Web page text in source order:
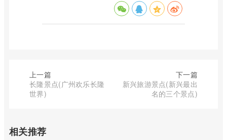
上一篇
长隆景点(广州欢乐长隆
世界)
下一篇
新兴旅游景点(新兴最出
名的三个景点)
相关推荐